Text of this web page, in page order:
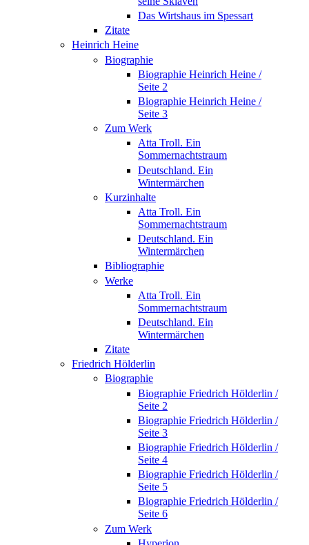
Das Wirtshaus im Spessart
Zitate
Heinrich Heine
Biographie
Biographie Heinrich Heine /
Seite 2
Biographie Heinrich Heine /
Seite 3
Zum Werk
Atta Troll. Ein
Sommernachtstraum
Deutschland. Ein
Wintermärchen
Kurzinhalte
Atta Troll. Ein
Sommernachtstraum
Deutschland. Ein
Wintermärchen
Bibliographie
Werke
Atta Troll. Ein
Sommernachtstraum
Deutschland. Ein
Wintermärchen
Zitate
Friedrich Hölderlin
Biographie
Biographie Friedrich Hölderlin /
Seite 2
Biographie Friedrich Hölderlin /
Seite 3
Biographie Friedrich Hölderlin /
Seite 4
Biographie Friedrich Hölderlin /
Seite 5
Biographie Friedrich Hölderlin /
Seite 6
Zum Werk